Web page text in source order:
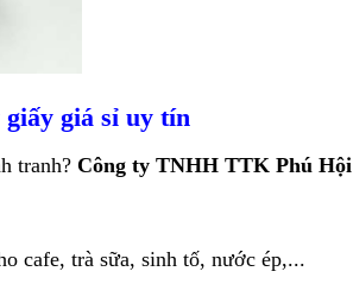
giá sỉ uy tín
tranh? Công ty TNHH TTK Phú Hội
cafe, trà sữa, sinh tố, nước ép,...